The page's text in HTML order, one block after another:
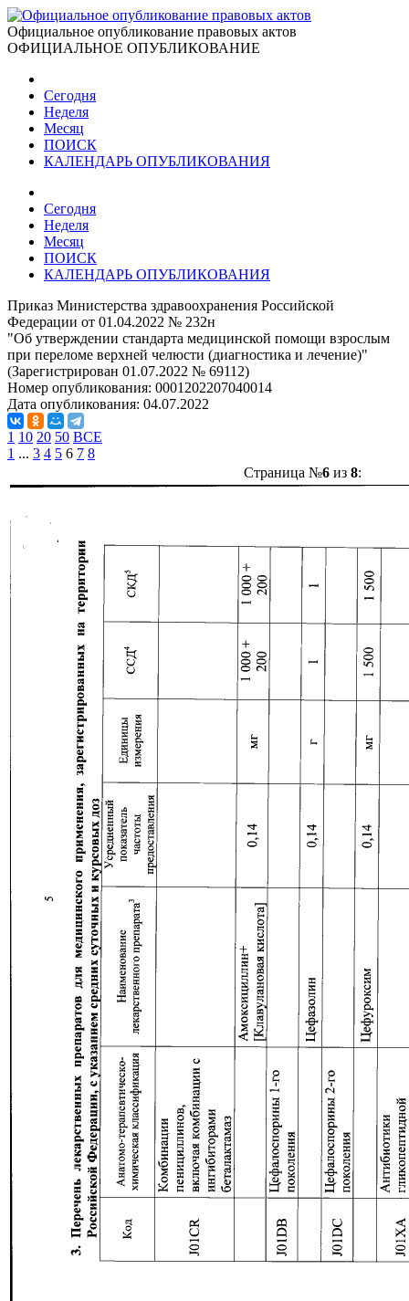
Официальное опубликование правовых актов
ОФИЦИАЛЬНОЕ ОПУБЛИКОВАНИЕ
Сегодня
Неделя
Месяц
ПОИСК
КАЛЕНДАРЬ ОПУБЛИКОВАНИЯ
Сегодня
Неделя
Месяц
ПОИСК
КАЛЕНДАРЬ ОПУБЛИКОВАНИЯ
Приказ Министерства здравоохранения Российской
Федерации от 01.04.2022 № 232н
"Об утверждении стандарта медицинской помощи взрослым
при переломе верхней челюсти (диагностика и лечение)"
(Зарегистрирован 01.07.2022 № 69112)
Номер опубликования: 0001202207040014
Дата опубликования: 04.07.2022
1 10 20 50 ВСЕ
1 ... 3 4 5 6 7 8
Страница №6из 8: